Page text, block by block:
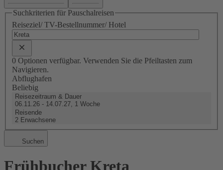
Suchkriterien für Pauschalreisen
Reiseziel/ TV-Bestellnummer/ Hotel
0 Optionen verfügbar. Verwenden Sie die Pfeiltasten zum
Navigieren.
Abflughafen
Beliebig
Reisezeitraum & Dauer
06.11.26 - 14.07.27, 1 Woche
Reisende
2 Erwachsene
Suchen
Frühbucher Kreta